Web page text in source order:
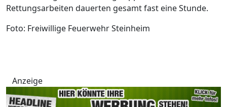
Rettungsarbeiten dauerten gesamt fast eine Stunde.
Foto: Freiwillige Feuerwehr Steinheim
Anzeige